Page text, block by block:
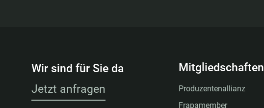
Wir sind für Sie da
Jetzt anfragen
Mitgliedschaften
Produzentenallianz
Frapamember